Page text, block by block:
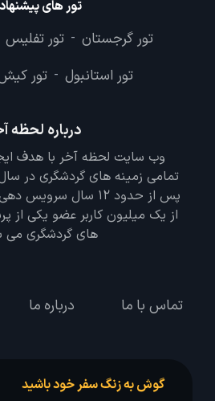
تور های
تور گرجستان - تور تفلیس
تور استانبول - تور
درباره لحظه
وب سایت لحظه آخر با هدف
پس از حدود 12 سال
از یک میلیون کاربر عضو یکی از
های گردشگری می
تماس با ما درباره ما
گوش به زنگ سفر خود باشید